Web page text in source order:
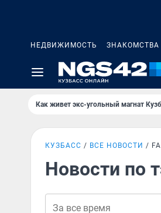
НЕДВИЖИМОСТЬ ЗНАКОМСТВА
Как живет экс-угольный магнат
КУЗБАСС ВСЕ НОВОСТИ
Новости по